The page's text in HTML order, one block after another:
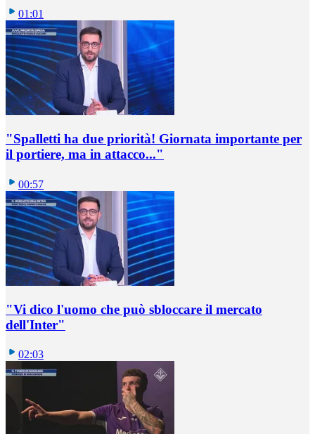
01:01
"Spalletti ha due priorità! Giornata importante per
il portiere, ma in attacco..."
00:57
"Vi dico l'uomo che può sbloccare il mercato
dell'Inter"
02:03